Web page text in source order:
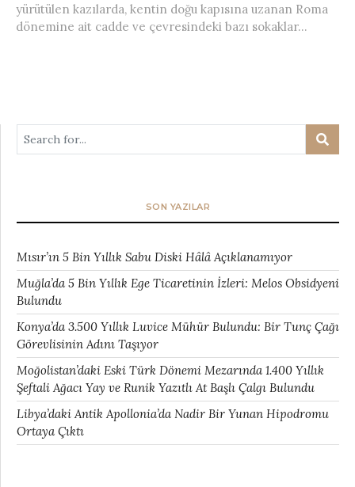
yürütülen kazılarda, kentin doğu kapısına uzanan Roma
dönemine ait cadde ve çevresindeki bazı sokaklar...
SON YAZILAR
Mısır’ın 5 Bin Yıllık Sabu Diski Hâlâ Açıklanamıyor
Muğla’da 5 Bin Yıllık Ege Ticaretinin İzleri: Melos Obsidyeni
Bulundu
Konya’da 3.500 Yıllık Luvice Mühür Bulundu: Bir Tunç Çağı
Görevlisinin Adını Taşıyor
Moğolistan’daki Eski Türk Dönemi Mezarında 1.400 Yıllık
Şeftali Ağacı Yay ve Runik Yazıtlı At Başlı Çalgı Bulundu
Libya’daki Antik Apollonia’da Nadir Bir Yunan Hipodromu
Ortaya Çıktı